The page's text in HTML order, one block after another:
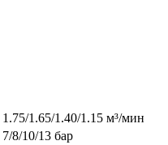
1.75/1.65/1.40/1.15 м³/мин
7/8/10/13 бар